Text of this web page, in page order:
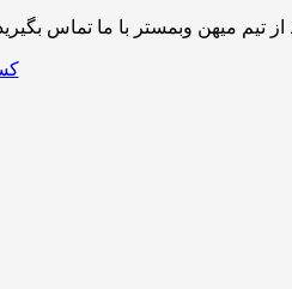
بگیرید.کارشناسان پشتیبانی ما 24 ساعته آماده